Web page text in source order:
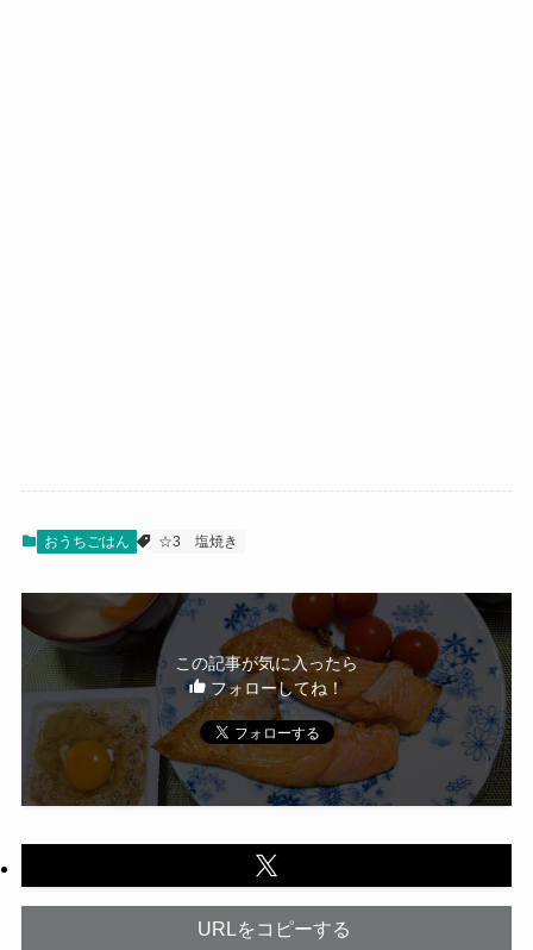
おうちごはん ☆3 塩焼き
この記事が気に入ったら
フォローしてね！
URLをコピーする